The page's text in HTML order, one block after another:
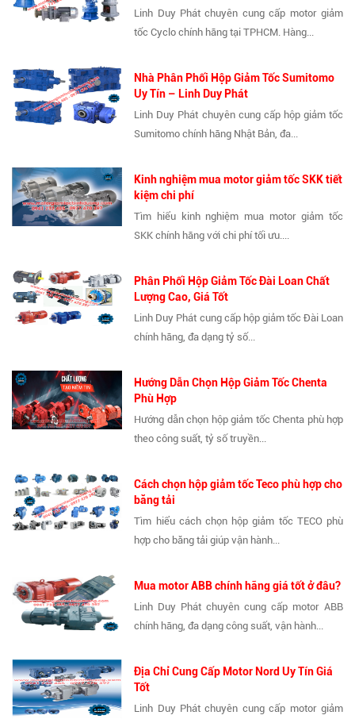
Linh Duy Phát chuyên cung cấp motor giảm
tốc Cyclo chính hãng tại TPHCM. Hàng...
Nhà Phân Phối Hộp Giảm Tốc Sumitomo
Uy Tín – Linh Duy Phát
Linh Duy Phát chuyên cung cấp hộp giảm tốc
Sumitomo chính hãng Nhật Bản, đa...
Kinh nghiệm mua motor giảm tốc SKK tiết
kiệm chi phí
Tìm hiểu kinh nghiệm mua motor giảm tốc
SKK chính hãng với chi phí tối ưu....
Phân Phối Hộp Giảm Tốc Đài Loan Chất
Lượng Cao, Giá Tốt
Linh Duy Phát cung cấp hộp giảm tốc Đài Loan
chính hãng, đa dạng tỷ số...
Hướng Dẫn Chọn Hộp Giảm Tốc Chenta
Phù Hợp
Hướng dẫn chọn hộp giảm tốc Chenta phù hợp
theo công suất, tỷ số truyền...
Cách chọn hộp giảm tốc Teco phù hợp cho
băng tải
Tìm hiểu cách chọn hộp giảm tốc TECO phù
hợp cho băng tải giúp vận hành...
Mua motor ABB chính hãng giá tốt ở đâu?
Linh Duy Phát chuyên cung cấp motor ABB
chính hãng, đa dạng công suất, vận hành...
Địa Chỉ Cung Cấp Motor Nord Uy Tín Giá
Tốt
Linh Duy Phát chuyên cung cấp motor giảm